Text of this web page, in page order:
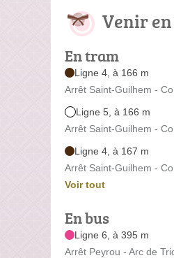
Venir
En tram
Ligne 4, à 166 m
Arrêt Saint-Guilhem -
Ligne 5, à 166 m
Arrêt Saint-Guilhem -
Ligne 4, à 167 m
Arrêt Saint-Guilhem -
Voir tout
En bus
Ligne 6, à 395 m
Arrêt Peyrou - Arc de